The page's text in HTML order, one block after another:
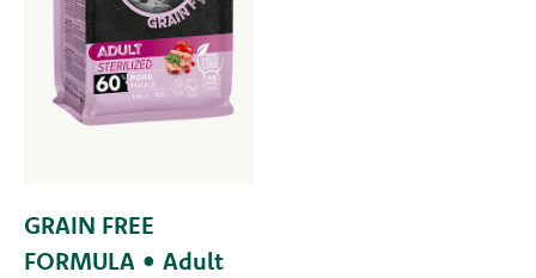
GRAIN FREE
FORMULA • Adult